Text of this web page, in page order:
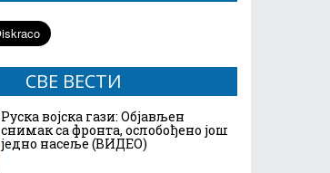
СВЕ ВЕСТИ
Руска војска гази: Објављен
снимак са фронта, ослобођено још
једно насеље (ВИДЕО)